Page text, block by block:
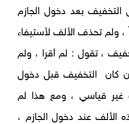
بعد دخول الجازم
، ولم تحذف الألف لأستيفاء
، تقول : لم أقرا ، ولم
كان التخفيف قبل دخول
غير قياسي ، ومع هذا لم
عند دخول الجازم ،